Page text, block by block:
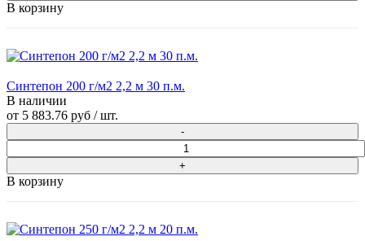
В корзину
Синтепон 200 г/м2 2,2 м 30 п.м.
В наличии
от 5 883.76 руб / шт.
В корзину